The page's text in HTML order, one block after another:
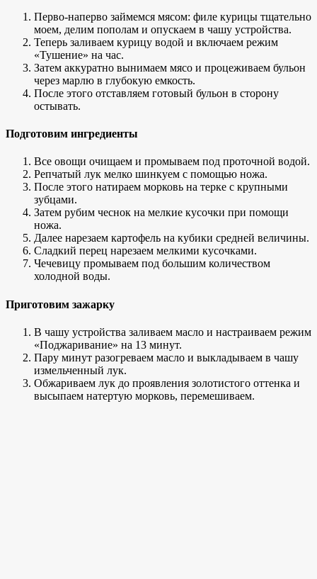
Перво-наперво займемся мясом: филе курицы тщательно
моем, делим пополам и опускаем в чашу устройства.
Теперь заливаем курицу водой и включаем режим
«Тушение» на час.
Затем аккуратно вынимаем мясо и процеживаем бульон
через марлю в глубокую емкость.
После этого отставляем готовый бульон в сторону
остывать.
Подготовим ингредиенты
Все овощи очищаем и промываем под проточной водой.
Репчатый лук мелко шинкуем с помощью ножа.
После этого натираем морковь на терке с крупными
зубцами.
Затем рубим чеснок на мелкие кусочки при помощи
ножа.
Далее нарезаем картофель на кубики средней величины.
Сладкий перец нарезаем мелкими кусочками.
Чечевицу промываем под большим количеством
холодной воды.
Приготовим зажарку
В чашу устройства заливаем масло и настраиваем режим
«Поджаривание» на 13 минут.
Пару минут разогреваем масло и выкладываем в чашу
измельченный лук.
Обжариваем лук до проявления золотистого оттенка и
высыпаем натертую морковь, перемешиваем.